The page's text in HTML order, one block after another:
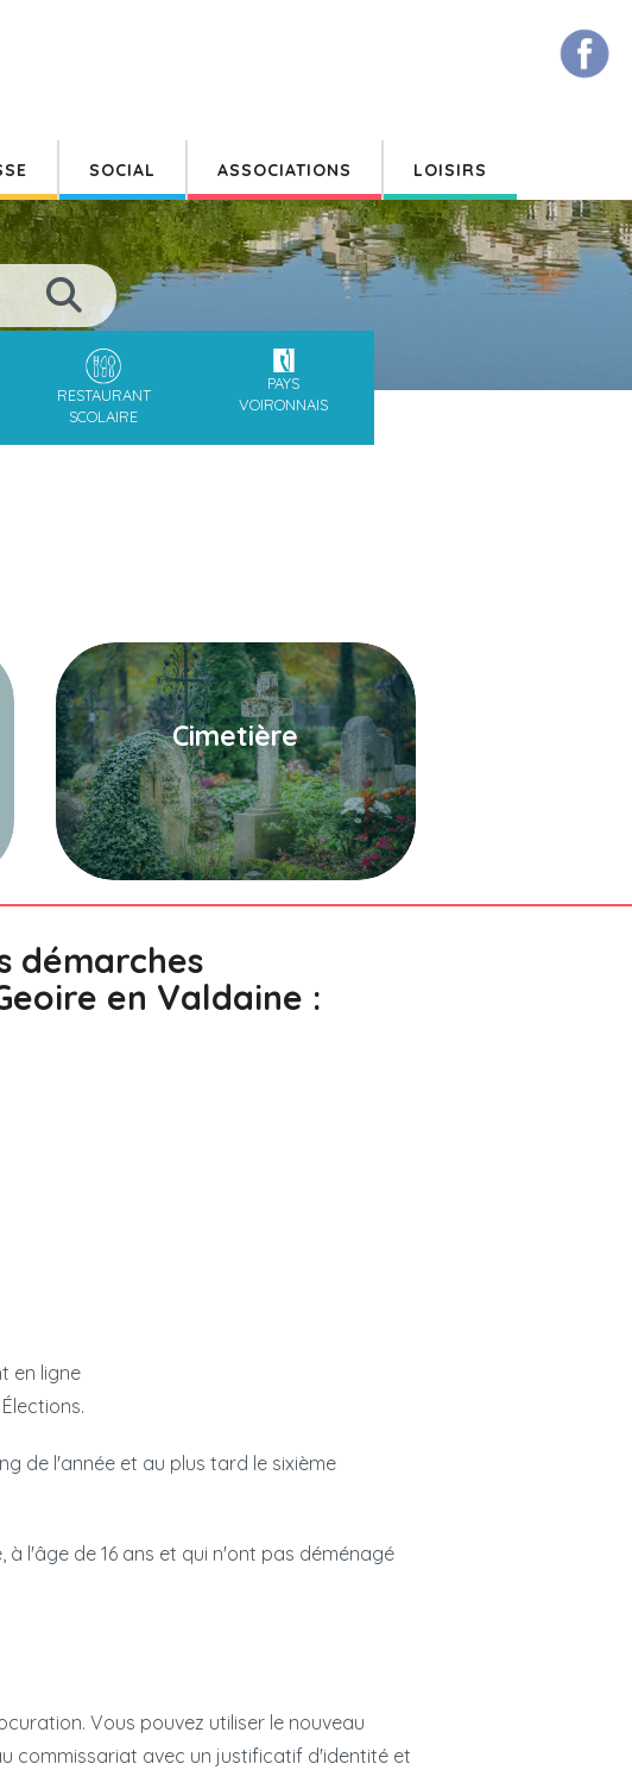
SOCIAL ASSOCIATIONS LOISIRS
RESTAURANT
SCOLAIRE
PAYS
VOIRONNAIS
Cimetière
démarches
en Valdaine :
en ligne
de l'année et au plus tard le sixième
l'âge de 16 ans et qui n'ont pas déménagé
Vous pouvez utiliser le nouveau
commissariat avec un justificatif d'identité et